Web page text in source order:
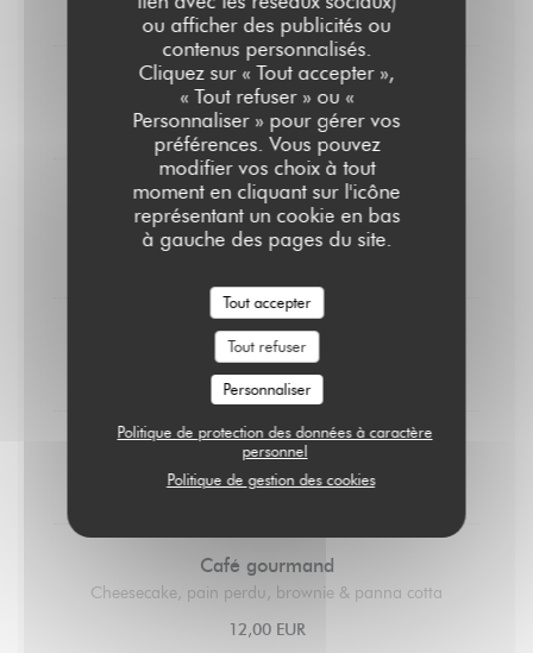
ou afficher des publicités ou
contenus personnalisés.
Cliquez sur « Tout accepter »,
« Tout refuser » ou «
Personnaliser » pour gérer vos
préférences. Vous pouvez
modifier vos choix à tout
moment en cliquant sur l'icône
représentant un cookie en bas
à gauche des pages du site.
Tout accepter
Tout refuser
Personnaliser
Politique de protection des données à caractère
personnel
Politique de gestion des cookies
8,00 EUR
Crème brûlée
9,00 EUR
Pain perdu
Caramel au beurre salé & chantilly
Cheesecake
10,00 EUR
Coupe colonel à la Zubrowska
10,00 EUR
Café gourmand
Cheesecake, pain perdu, brownie & panna cotta
12,00 EUR